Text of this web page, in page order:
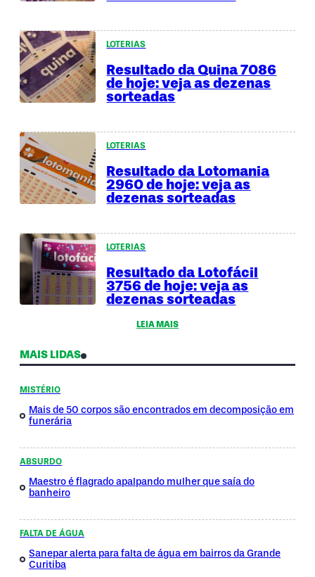
LOTERIAS
Resultado da Quina 7086
de hoje: veja as dezenas
sorteadas
LOTERIAS
Resultado da Lotomania
2960 de hoje: veja as
dezenas sorteadas
LOTERIAS
Resultado da Lotofácil
3756 de hoje: veja as
dezenas sorteadas
LEIA MAIS
MAIS LIDAS
MISTÉRIO
Mais de 50 corpos são encontrados em decomposição em
funerária
ABSURDO
Maestro é flagrado apalpando mulher que saía do
banheiro
FALTA DE ÁGUA
Sanepar alerta para falta de água em bairros da Grande
Curitiba